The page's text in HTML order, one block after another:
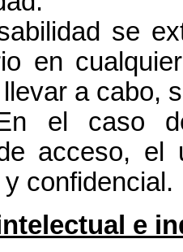
se
en
a cabo,
el caso
acceso, el
confidencial.
e